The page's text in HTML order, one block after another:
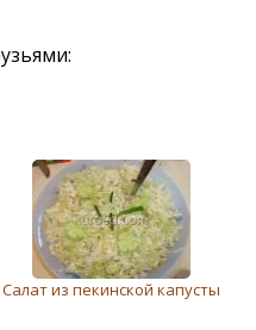
Салат из пекинской капусты